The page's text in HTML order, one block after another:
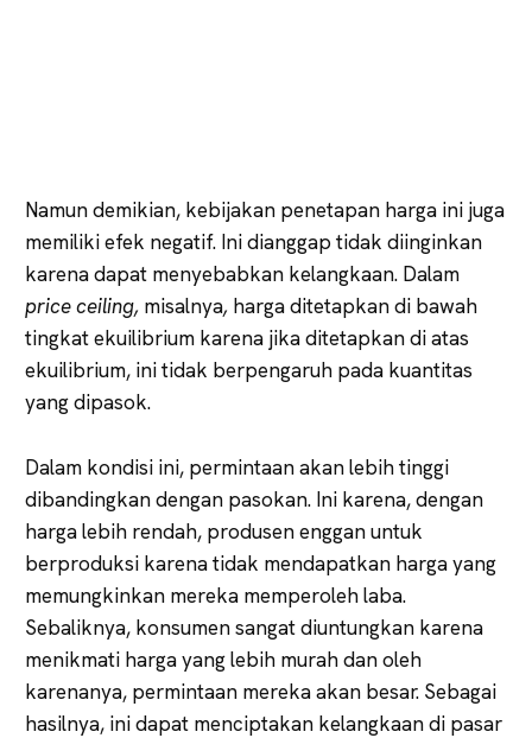
Namun demikian, kebijakan penetapan harga ini juga
memiliki efek negatif. Ini dianggap tidak diinginkan
karena dapat menyebabkan kelangkaan. Dalam
price ceiling, misalnya, harga ditetapkan di bawah
tingkat ekuilibrium karena jika ditetapkan di atas
ekuilibrium, ini tidak berpengaruh pada kuantitas
yang dipasok.
Dalam kondisi ini, permintaan akan lebih tinggi
dibandingkan dengan pasokan. Ini karena, dengan
harga lebih rendah, produsen enggan untuk
berproduksi karena tidak mendapatkan harga yang
memungkinkan mereka memperoleh laba.
Sebaliknya, konsumen sangat diuntungkan karena
menikmati harga yang lebih murah dan oleh
karenanya, permintaan mereka akan besar. Sebagai
hasilnya, ini dapat menciptakan kelangkaan di pasar